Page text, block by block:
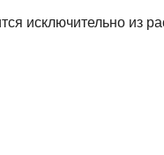
исключительно из